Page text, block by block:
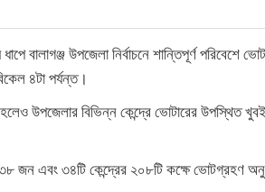
ধাপে বালাগঞ্জ উপজেলা নির্বাচনে শান্তিপূর্ণ
৪টা পর্যন্ত।
উপজেলার বিভিন্ন কেন্দ্রে ভোটারের উপস্থিত
জন এবং ৩৪টি কেন্দ্রের ২০৮টি কক্ষে ভোটগ্রহণ